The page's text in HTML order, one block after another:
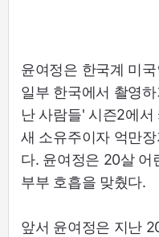
윤여정은 한국계 미
일부 한국에서 촬영
난 사람들' 시즌2에서
새 소유주이자 억만
다. 윤여정은 20살 어
부부 호흡을 맞췄다.
앞서 윤여정은 지난